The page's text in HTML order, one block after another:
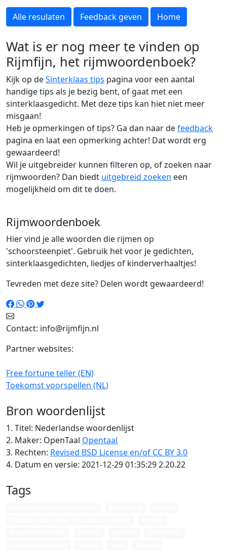
Alle resulaten Feedback geven Home
Wat is er nog meer te vinden op
Rijmfijn, het rijmwoordenboek?
Kijk op deSinterklaas tips pagina voor een aantal
handige tips als je bezig bent, of gaat met een
sinterklaasgedicht. Met deze tips kan hiet niet meer
misgaan!
Heb je opmerkingen of tips? Ga dan naar defeedback
pagina en laat een opmerking achter! Dat wordt erg
gewaardeerd!
Wil je uitgebreider kunnen filteren op, of zoeken naar
rijmwoorden? Dan biedt uitgebreid zoeken een
mogelijkheid om dit te doen.
Rijmwoordenboek
Hier vind je alle woorden die rijmen op
'schoorsteenpiet'. Gebruik het voor je gedichten,
sinterklaasgedichten, liedjes of kinderverhaaltjes!
Tevreden met deze site? Delen wordt gewaardeerd!
Contact: info@rijmfijn.nl
Partner websites:
Free fortune teller (EN)
Toekomst voorspellen (NL)
Bron woordenlijst
1. Titel: Nederlandse woordenlijst
2. Maker: OpenTaal Opentaal
3. Rechten: Revised BSD License en/of CC BY 3.0
4. Datum en versie: 2021-12-29 01:35:29 2.20.22
Tags